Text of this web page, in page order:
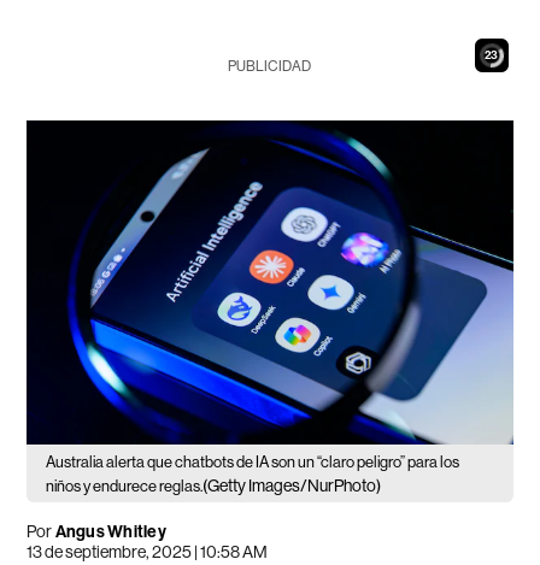
22
PUBLICIDAD
Australia alerta que chatbots de IA son un “claro peligro” para los
niños y endurece reglas.(Getty Images/NurPhoto)
PorAngus Whitley
13 de septiembre, 2025 | 10:58 AM